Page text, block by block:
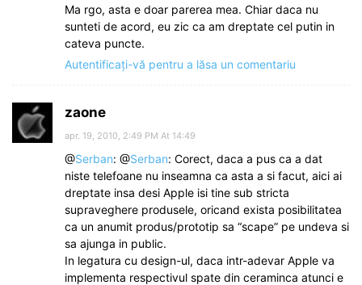
Ma rgo, asta e doar parerea mea. Chiar daca nu
sunteti de acord, eu zic ca am dreptate cel putin in
cateva puncte.
Autentificați-vă pentru a lăsa un comentariu
zaone
apr. 19, 2010, 2:49 PM At 14:49
@Serban: @Serban: Corect, daca a pus ca a dat
niste telefoane nu inseamna ca asta a si facut, aici ai
dreptate insa desi Apple isi tine sub stricta
supraveghere produsele, oricand exista posibilitatea
ca un anumit produs/prototip sa “scape” pe undeva si
sa ajunga in public.
In legatura cu design-ul, daca intr-adevar Apple va
implementa respectivul spate din ceraminca atunci e